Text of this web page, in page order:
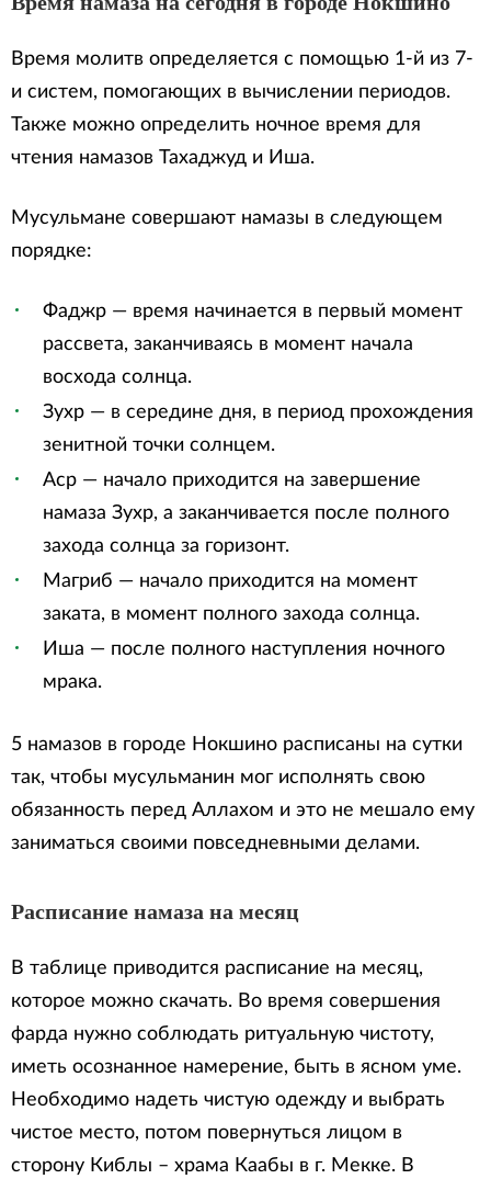
Время молитв определяется с помощью 1-й из 7-
и систем, помогающих в вычислении периодов.
Также можно определить ночное время для
чтения намазов Тахаджуд и Иша.
Мусульмане совершают намазы в следующем
порядке:
Фаджр — время начинается в первый момент
рассвета, заканчиваясь в момент начала
восхода солнца.
Зухр — в середине дня, в период прохождения
зенитной точки солнцем.
Аср — начало приходится на завершение
намаза Зухр, а заканчивается после полного
захода солнца за горизонт.
Магриб — начало приходится на момент
заката, в момент полного захода солнца.
Иша — после полного наступления ночного
мрака.
5 намазов в городе Нокшино расписаны на сутки
так, чтобы мусульманин мог исполнять свою
обязанность перед Аллахом и это не мешало ему
заниматься своими повседневными делами.
Расписание намаза на месяц
В таблице приводится расписание на месяц,
которое можно скачать. Во время совершения
фарда нужно соблюдать ритуальную чистоту,
иметь осознанное намерение, быть в ясном уме.
Необходимо надеть чистую одежду и выбрать
чистое место, потом повернуться лицом в
сторону Киблы – храма Каабы в г. Мекке. В